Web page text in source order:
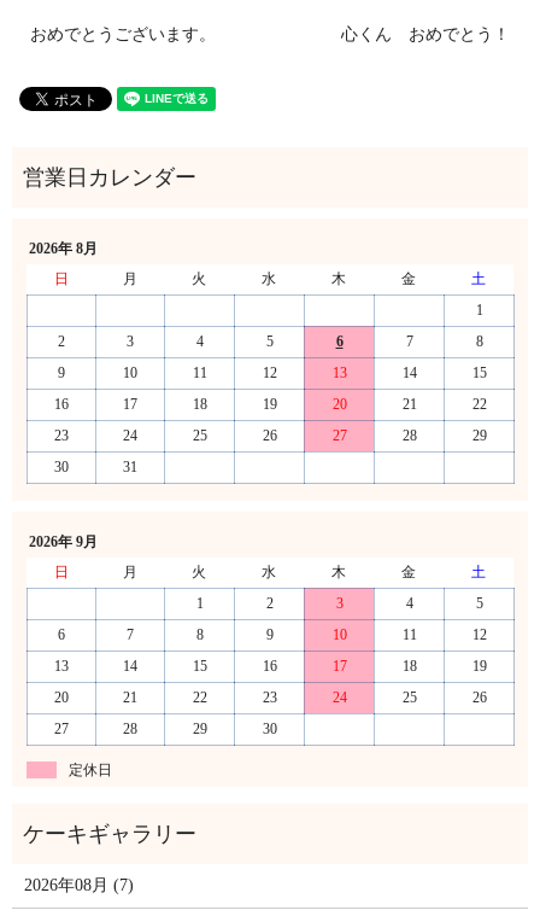
おめでとうございます。 心くん おめでとう！
2026年 8月
日
月 火 水 木 金
土
1
2
3 4 5 6 7
8
9
10 11 12 13 14
15
16
17 18 19 20 21
22
23
24 25 26 27 28
29
30
31
2026年 9月
日
月 火 水 木 金
土
1
2 3 4
5
6
7 8 9 10 11
12
13
14 15 16 17 18
19
20
21 22 23 24 25
26
27
28 29 30
定休日
2026年08月 (7)